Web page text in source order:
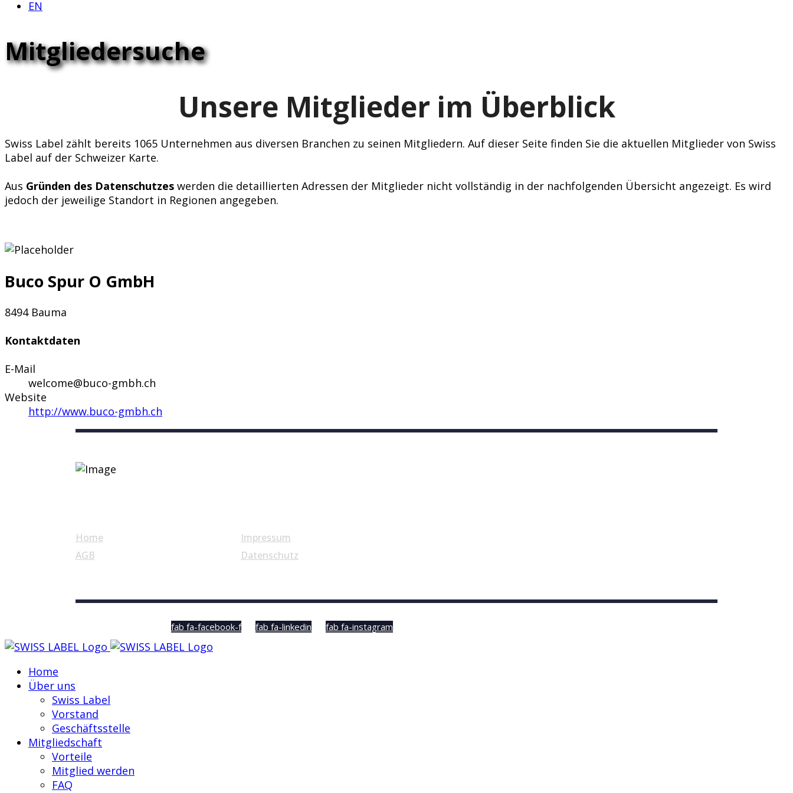
EN
Mitgliedersuche
Unsere Mitglieder im Überblick
Swiss Label zählt bereits 1065 Unternehmen aus diversen Branchen zu seinen Mitgliedern. Auf dieser Seite finden Sie die aktuellen Mitglieder von Swiss
Label auf der Schweizer Karte.
Aus Gründen des Datenschutzes werden die detaillierten Adressen der Mitglieder nicht vollständig in der nachfolgenden Übersicht angezeigt. Es wird
jedoch der jeweilige Standort in Regionen angegeben.
Buco Spur O GmbH
8494 Bauma
Kontaktdaten
E-Mail
welcome@buco-gmbh.ch
Website
http://www.buco-gmbh.ch
Home
AGB
Impressum
Datenschutz
fab fa-facebook-f fab fa-linkedin fab fa-instagram
Home
Über uns
Swiss Label
Vorstand
Geschäftsstelle
Mitgliedschaft
Vorteile
Mitglied werden
FAQ